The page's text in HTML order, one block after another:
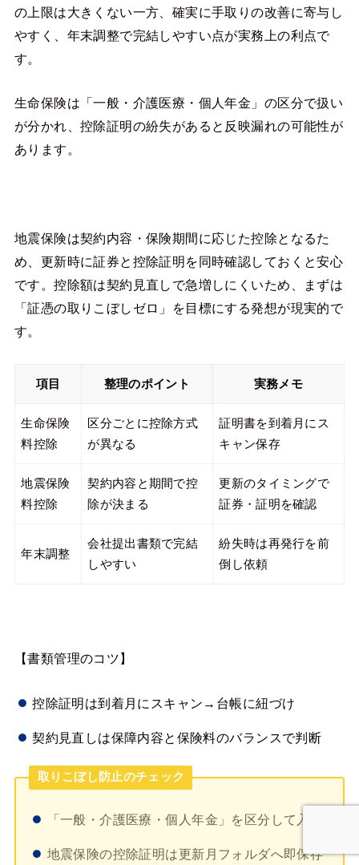
の上限は大きくない一方、確実に手取りの改善に寄与し
やすく、年末調整で完結しやすい点が実務上の利点で
す。
生命保険は「一般・介護医療・個人年金」の区分で扱い
が分かれ、控除証明の紛失があると反映漏れの可能性が
あります。
地震保険は契約内容・保険期間に応じた控除となるた
め、更新時に証券と控除証明を同時確認しておくと安心
です。控除額は契約見直しで急増しにくいため、まずは
「証憑の取りこぼしゼロ」を目標にする発想が現実的で
す。
項目 整理のポイント 実務メモ
生命保険
料控除
区分ごとに控除方式
が異なる
証明書を到着月にス
キャン保存
地震保険
料控除
契約内容と期間で控
除が決まる
更新のタイミングで
証券・証明を確認
年末調整
会社提出書類で完結
しやすい
紛失時は再発行を前
倒し依頼
【書類管理のコツ】
控除証明は到着月にスキャン→台帳に紐づけ
契約見直しは保障内容と保険料のバランスで判断
取りこぼし防止のチェック
「一般・介護医療・個人年金」を区分して入力
地震保険の控除証明は更新月フォルダへ即保存